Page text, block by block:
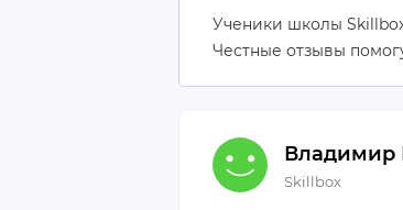
Ученики школы
Честные отзывы
Владимир
Skillbox